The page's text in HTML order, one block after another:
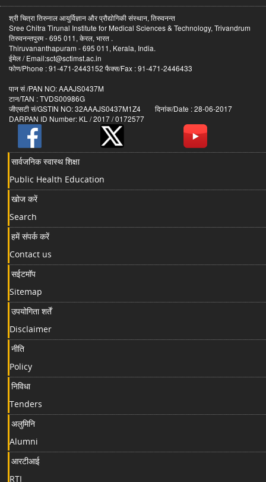
श्री चित्रा तिरुनाल आयुर्विज्ञान और प्रौद्योगिकी संस्थान, तिरुवनन्त
Sree Chitra Tirunal Institute for Medical Sciences & Technology, Trivandrum
तिरुवनन्तपुरम - 695 011, केरल, भारत .
Thiruvananthapuram - 695 011, Kerala, India.
ईमेल / Email:sct@sctimst.ac.in
फोण/Phone : 91-471-2443152 फैक्स/Fax : 91-471-2446433
पान सं /PAN NO: AAAJS0437M
टान/TAN : TVDS00986G
जीएसटी सं/GSTIN NO: 32AAAJS0437M1Z4 दिनांक/Date : 28-06-2017
DARPAN ID Number: KL / 2017 / 0172577
सार्वजनिक स्वास्थ शिक्षा
Public Health Education
खोज करें
Search
हमें संपर्क करें
Contact us
सईटमॉप
Sitemap
उपयोगिता शर्तें
Disclaimer
नीति
Policy
निविधा
Tenders
अलुमिनि
Alumni
आरटीआई
RTI